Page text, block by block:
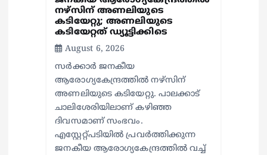
നഴ്സിന് അണലിയുടെ
കടിയേറ്റു; അണലിയുടെ
കടിയേറ്റത് ഡ്യൂട്ടിക്കിടെ
August 6, 2026
സര്‍ക്കാര്‍ ജനകീയ
ആരോഗ്യകേന്ദ്രത്തില്‍ നഴ്സിന്
അണലിയുടെ കടിയേറ്റു. പാലക്കാട്
ചാലിശേരിയിലാണ് കഴിഞ്ഞ
ദിവസമാണ് സംഭവം.
എസ്റ്റേറ്റ്പടിയില്‍ പ്രവര്‍ത്തിക്കുന്ന
ജനകീയ ആരോഗ്യകേന്ദ്രത്തില്‍ വച്ച്